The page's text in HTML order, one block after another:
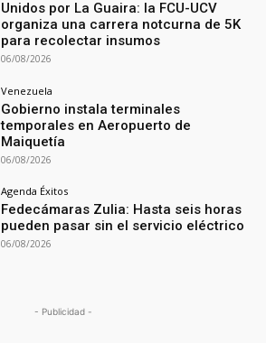
Unidos por La Guaira: la FCU-UCV
organiza una carrera notcurna de 5K
para recolectar insumos
06/08/2026
Venezuela
Gobierno instala terminales
temporales en Aeropuerto de
Maiquetía
06/08/2026
Agenda Éxitos
Fedecámaras Zulia: Hasta seis horas
pueden pasar sin el servicio eléctrico
06/08/2026
- Publicidad -